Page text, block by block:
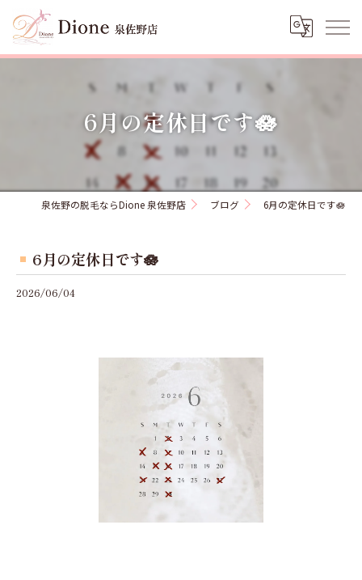
6月の定休日です🪷
泉佐野の脱毛ならDione 泉佐野店 ブログ 6月の定休日です🪷
6月の定休日です🪷
2026/06/04